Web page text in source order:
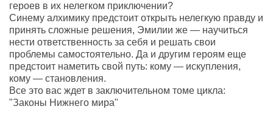
героев в их нелегком приключении?
Синему алхимику предстоит открыть нелегкую правду и
принять сложные решения, Эмилии же — научиться
нести ответственность за себя и решать свои
проблемы самостоятельно. Да и другим героям еще
предстоит наметить свой путь: кому — искупления,
кому — становления.
Все это вас ждет в заключительном томе цикла:
"Законы Нижнего мира"